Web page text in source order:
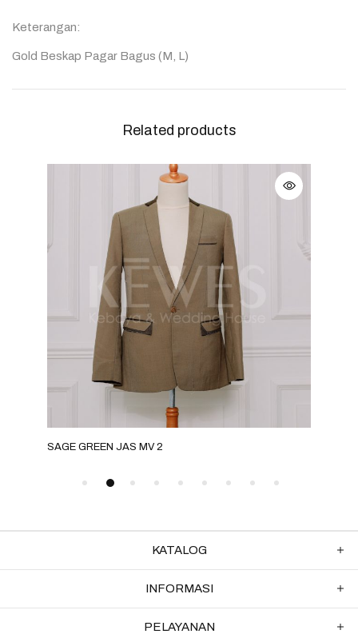
Keterangan:
Gold Beskap Pagar Bagus (M, L)
Related products
SAGE GREEN JAS MV 2
KATALOG
INFORMASI
PELAYANAN